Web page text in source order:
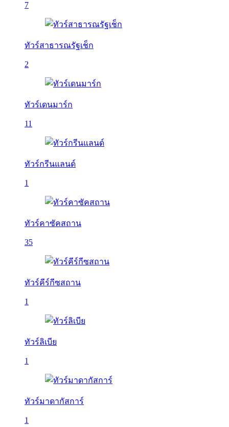
7
ทัวร์สาธารณรัฐเช็ก
2
ทัวร์เดนมาร์ก
11
ทัวร์กรีนแลนด์
1
ทัวร์คาซัคสถาน
35
ทัวร์คีร์กีซสถาน
1
ทัวร์ลิเบีย
1
ทัวร์มาดากัสการ์
1